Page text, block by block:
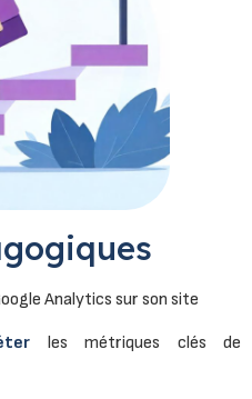
Analytics sur son site
les métriques clés de